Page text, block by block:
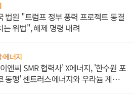
법원 "트럼프 정부 풍력 프로젝트 동결
는 위법", 해제 명령 내려
에너지
앤씨 SMR 협력사' X에너지, '한수원 포
동맹' 센트러스에너지와 우라늄 계약